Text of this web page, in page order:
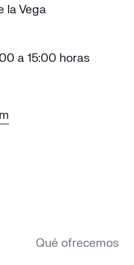
la Vega
a 15:00 horas
Qué ofrecemos